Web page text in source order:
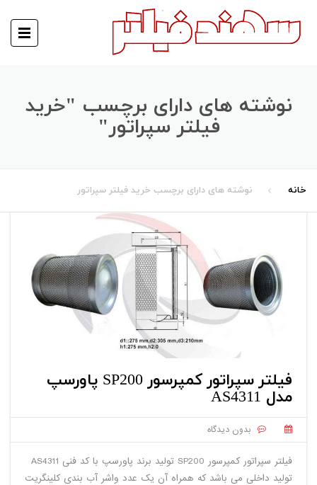
نوشته های دارای برچسب "خرید
فیلتر سپراتور"
خانه نوشته های دارای برچسب خرید فیلتر سپراتور
فیلتر سپراتور کمپرسور SP200 پاورسپ
مدل AS4311
بدون دیدگاه
فیلتر سپراتور کمپرسور SP200 تولید برند پاورسپ با کد فنی AS4311
تولید داخلی می باشد که همراه آن یک عدد واشر آب بندی کلینگریت